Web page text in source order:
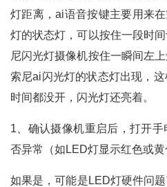
灯距离，ai语音按键主要用来
灯的状态灯，可以按住一段时
尼闪光灯摄像机按住一瞬间左
索尼ai闪光灯的状态灯出现，
时间都没开，闪光灯还亮着。
1、确认摄像机重启后，打开
否异常（如LED灯显示红色或黄
如果是，可能是LED灯硬件问